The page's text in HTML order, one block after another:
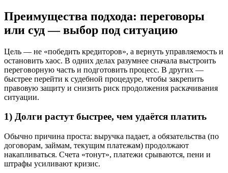
Преимущества подхода: переговоры
или суд — выбор под ситуацию
Цель — не «победить кредиторов», а вернуть управляемость и
остановить хаос. В одних делах разумнее сначала выстроить
переговорную часть и подготовить процесс. В других —
быстрее перейти к судебной процедуре, чтобы закрепить
правовую защиту и снизить риск продолжения раскачивания
ситуации.
1) Долги растут быстрее, чем удаётся платить
Обычно причина проста: выручка падает, а обязательства (по
договорам, займам, текущим платежам) продолжают
накапливаться. Счета «тонут», платежи срываются, пени и
штрафы усиливают кризис.